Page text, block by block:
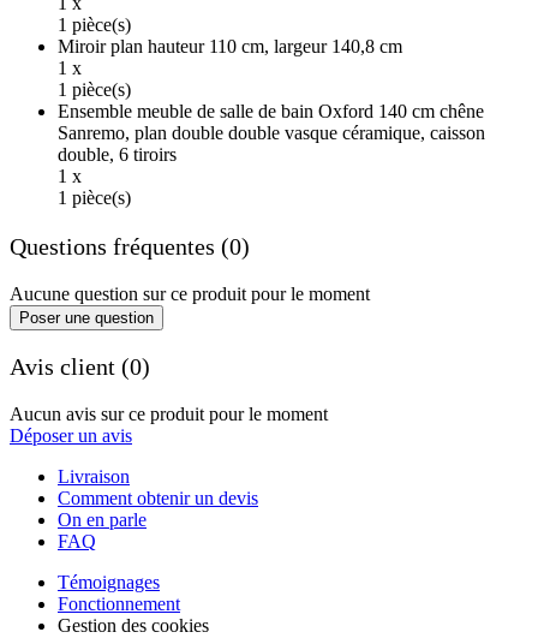
1 pièce(s)
Miroir plan hauteur 110 cm, largeur 140,8 cm
1 x
1 pièce(s)
Ensemble meuble de salle de bain Oxford 140 cm chêne
Sanremo, plan double double vasque céramique, caisson
double, 6 tiroirs
1 x
1 pièce(s)
Questions fréquentes (0)
Aucune question sur ce produit pour le moment
Poser une question
Avis client (0)
Aucun avis sur ce produit pour le moment
Déposer un avis
Livraison
Comment obtenir un devis
On en parle
FAQ
Témoignages
Fonctionnement
Gestion des cookies